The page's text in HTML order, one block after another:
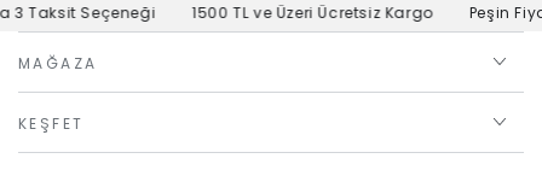
Taksit Seçeneği 1500 TL ve Üzeri Ücretsiz Kargo Peşin
MAĞAZA
KEŞFET